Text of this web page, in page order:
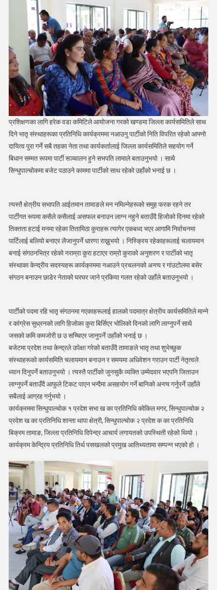
प्रशिक्षणका लागि हरेक वडा कमिटिले आयोजना गरको खण्डमा जिल्ला कार्यसमितिले साथ
दिने भातृ संस्थाहरूका प्रतिनिधि कार्यक्रममा नआउनु पार्टीको निति विपरित रहेको आफ्नो
दायित्व पुरा गर्ने सबै तहका नेता तथा कार्यकर्तालाई जिल्ला कार्यसमितिले सहयोग गर्ने
बिधान सम्मत रूपमा पार्टी सञ्चालन हुने सभपति लामाले बताउनुभयो । साथै
सिन्धुपाल्चोकमा बजेट पठाउने काममा पार्टीको साथ रहेको उहाँको भनाई छ ।
त्यस्तै क्षेत्रीय सभापति आईतमान तामाङले मन नमिल्नेहरूको समुह फरक रहने तर
पार्टीगत रूपमा कसैले कसैलाई असफल बनाउन लाग्न नहुने बताउँदै हिजोको दिनमा रहेको
तिक्तता हटाई मनमा रहेका तितामिठा कुराहरू त्यागेर एकबध्द भएर आगामि निर्वाचनमा
पार्टिलाई बलियो बनाएर लैजानुपर्ने धारणा राख्नुभयो । निस्क्रिय रहेकाहरूलाई चलायमान
बनाई संगठनभित्र रहेको नराम्रा कुरा हटाएर राम्रो कुराको अनुशरण र पार्टीको भातृ
संस्थाका केन्द्रीय सदस्यहरू कार्यक्रममा नआउने प्रचलनको अन्त्य र गांउटोलमा बसेर
संगठन बनाउन छाडेर नेताको घरघर जाने प्रकिया गलत रहेको उहाँले बताउनुभयो ।
पार्टीको पदमा रहि भातृ संगठनमा गएकाहरूलाई हालको पदमात्र क्षेत्रीय कार्यसमितिले मान्ने
र कांग्रेस सुध्रनको लागि हिजोका कुरा बिर्सिएर भोलिको दिनको लागि लाग्नुपर्ने साथै
जसको कमि कमजोरी छ उ सच्चिएर जानुपर्ने उहाँको भनाई छ ।
बजेटमा प्रदेश तथा केन्द्रले उपेक्षा गरेको बताउँदै तामाङले भातृ तथा शुभेच्छुक
संस्थाहरूको कार्यसमिति चलायमान बनाउन र समयमा अधिवेशन गराउन पार्टी नेतृत्वले
ध्यान दिनुपर्ने बताउनुभयो । त्यस्तै पार्टीको जुनसुकै व्यक्ति उम्मेदवार भएपनि जिताउन
लाग्नुपर्ने बताउँदै आफुले टिकट पाएन भन्दैमा असहयोग गर्ने बानिको अन्त्य गर्नुपर्ने उहाँले
सबैलाई आग्रह गर्नुभयो ।
कार्यक्रममा सिन्धुपाल्चोक १ प्रदेश सभा ख का प्रतिनिधि कोकिल मगर, सिन्धुपाल्चोक २
प्रदेश ख का प्रतिनिधि शान्ता थापा क्षेत्री, सिन्धुपाल्चोक २ प्रदेश क का प्रतिनिधि
बिक्रम तामाङ, जिल्ला प्रतिनिधि दिपेन्द्र आचार्य लगायतको उपस्थिती रहेको थियो ।
कार्यक्रम केन्द्रिय प्रतिनिधि तिर्थ पसखलको प्रमुख आतिथ्यतामा सम्पन्न भएको हो ।